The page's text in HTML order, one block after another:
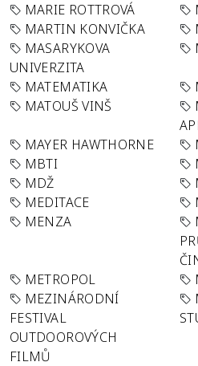
MARIE ROTTROVÁ
MARTIN KONVIČKA
MASARYKOVA
UNIVERZITA
MATEMATIKA
MATOUŠ VINŠ
MAYER HAWTHORNE
MBTI
MDŽ
MEDITACE
MENZA
METROPOL
MEZINÁRODNÍ
FESTIVAL
OUTDOOROVÝCH
FILMŮ